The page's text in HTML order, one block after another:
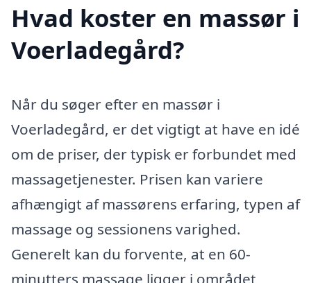
Hvad koster en massør i
Voerladegård?
Når du søger efter en massør i
Voerladegård, er det vigtigt at have en idé
om de priser, der typisk er forbundet med
massagetjenester. Prisen kan variere
afhængigt af massørens erfaring, typen af
massage og sessionens varighed.
Generelt kan du forvente, at en 60-
minutters massage ligger i området